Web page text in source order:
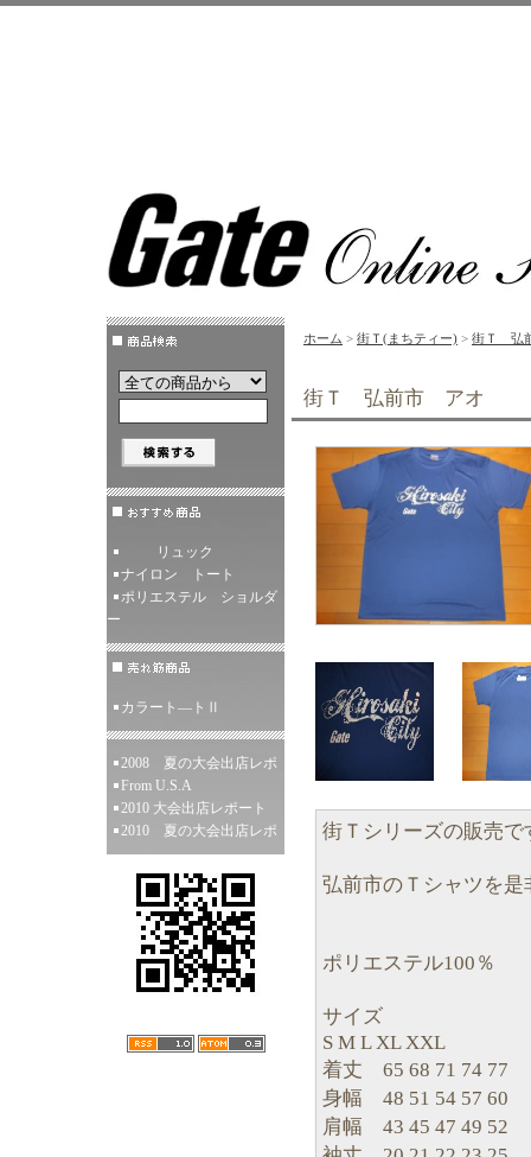
リュック
ナイロン トート
ポリエステル ショルダ
ー
カラート―トⅡ
2008 夏の大会出店レポ
From U.S.A
2010 大会出店レポート
2010 夏の大会出店レポ
ホーム > 街Ｔ(まちティー) > 街Ｔ 弘
街Ｔ 弘前市 アオ
街Ｔシリーズの販売で
弘前市のＴシャツを是
ポリエステル100％
サイズ
S M L XL XXL
着丈 65 68 71 74 77
身幅 48 51 54 57 60
肩幅 43 45 47 49 52